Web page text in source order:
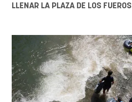
LLENAR LA PLAZA DE LOS FUEROS